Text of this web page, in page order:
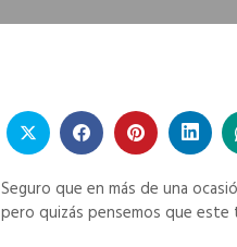
Seguro que en más de una
pero quizás pensemos que